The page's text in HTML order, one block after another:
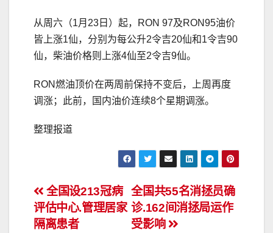
从周六（1月23日）起，RON 97及RON95油价
皆上涨1仙，分别为每公升2令吉20仙和1令吉90
仙，柴油价格则上涨4仙至2令吉9仙。
RON燃油顶价在两周前保持不变后，上周再度
调涨；此前，国内油价连续8个星期调涨。
整理报道
文
章
全国共55名消拯员确
诊.162间消拯局运作
受影响
全国设213冠病
评估中心.管理居家
隔离患者